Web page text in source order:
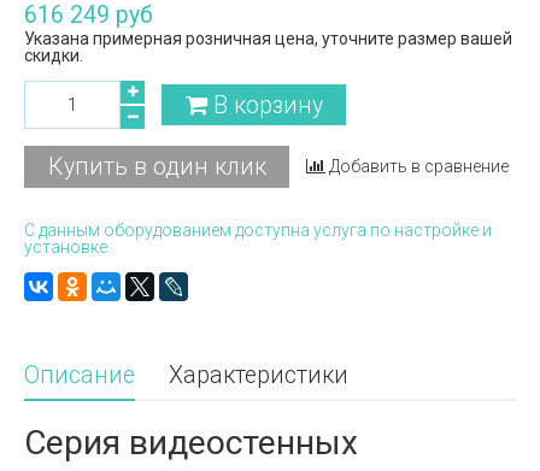
616 249 руб
Указана примерная розничная цена, уточните размер вашей
скидки.
В корзину
Купить в один клик Добавить в сравнение
С данным оборудованием доступна услуга по настройке и
установке.
Описание Характеристики
Серия видеостенных